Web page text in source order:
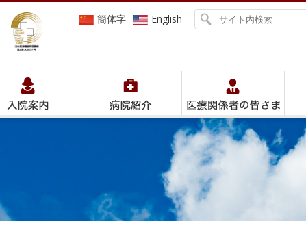
簡体字 English